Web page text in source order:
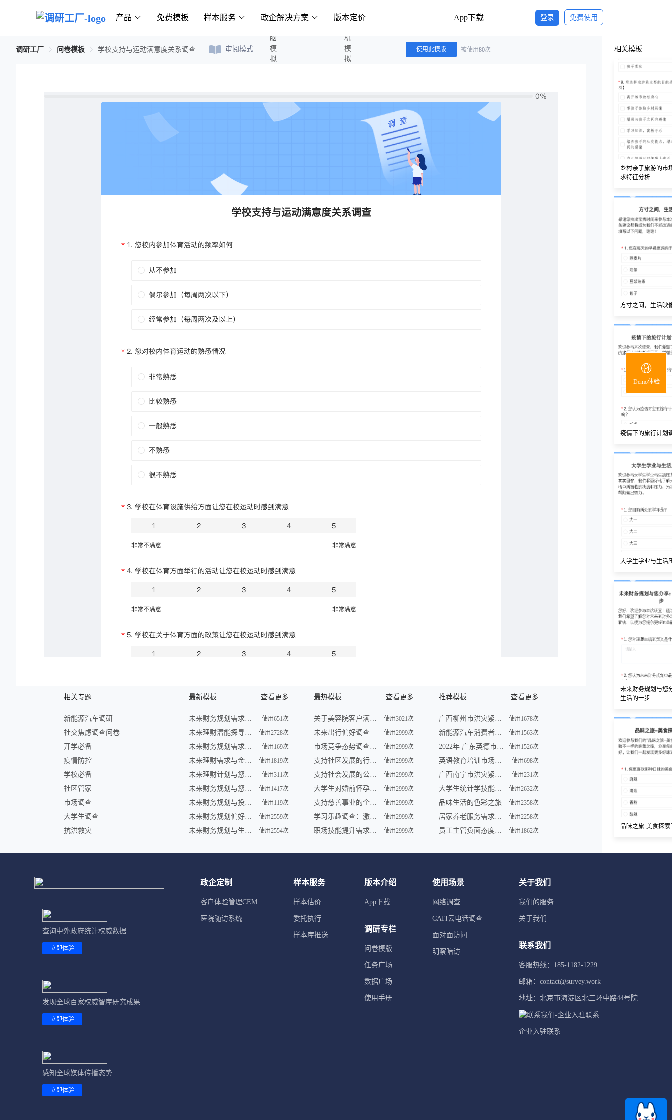
产品 免费模板 样本服务 政企解决方案 版本定价 App下载 登录 免费使用
调研工厂 问卷模板 学校支持与运动满意度关系调查 审阅模式
电脑模拟答题 手机模拟答题
使用此模版 被使用80次
相关专题
新能源汽车调研
社交焦虑调查问卷
开学必备
疫情防控
学校必备
社区管家
市场调查
大学生调查
抗洪救灾
最新模板 查看更多
未来财务规划需求调查 使用651次
未来理财潜能探寻调查 使用2728次
未来财务规划需求调查 使用169次
未来理财需求与金融形势调查 使用1819次
未来理财计划与您共享 | 金融服务调查 使用311次
未来财务规划与您——一场智慧之旅 使用1417次
未来财务规划与投资展望调查 使用119次
未来财务规划偏好及理财趋势调查 使用2559次
未来财务规划与生活愿景调查 使用2554次
最热模板 查看更多
关于美容院客户满意度的问卷调查 使用3021次
未来出行偏好调查 使用2999次
市场竞争态势调查问卷 使用2999次
支持社区发展的行动调查 使用2999次
支持社会发展的公益组织参与及需求调查 使用2999次
大学生对婚前怀孕认知调查 使用2999次
支持慈善事业的个人行为调查 使用2999次
学习乐趣调查：激发学员学习动力 使用2999次
职场技能提升需求调查 使用2999次
推荐模板 查看更多
广西柳州市洪灾紧急求助信息登记表 使用1678次
新能源汽车消费者购买车意向调查问卷 使用1563次
2022年 广东英德市洪灾紧急求助信息登记表 使用1526次
英语教育培训市场调查问卷表模板 使用698次
广西南宁市洪灾紧急求助信息登记表 使用231次
大学生统计学技能调查问卷 使用2632次
品味生活的色彩之旅 使用2358次
居家养老服务需求调研问卷 使用2258次
员工主管负面态度问卷 使用1862次
相关模板
乡村亲子旅游的市
求特征分析
方寸之间，生活映
疫情下的旅行计划
大学生学业与生活
未来财务规划与您
生活的一步
品味之旅-美食探索
Demo体验
查询中外政府统计权威数据
立即体验
发现全球百家权威智库研究成果
立即体验
感知全球媒体传播态势
立即体验
政企定制
客户体验管理CEM
医院随访系统
样本服务
样本估价
委托执行
样本库推送
版本介绍
App下载
调研专栏
问卷模版
任务广场
数据广场
使用手册
使用场景
网络调查
CATI云电话调查
面对面访问
明察暗访
关于我们
我们的服务
关于我们
联系我们
客服热线：185-1182-1229
邮箱：contact@survey.work
地址：北京市海淀区北三环中路44号院
企业入驻联系